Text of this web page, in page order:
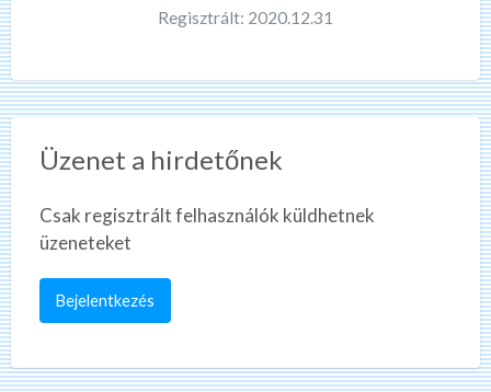
Regisztrált: 2020.12.31
Üzenet a hirdetőnek
Csak regisztrált felhasználók küldhetnek
üzeneteket
Bejelentkezés